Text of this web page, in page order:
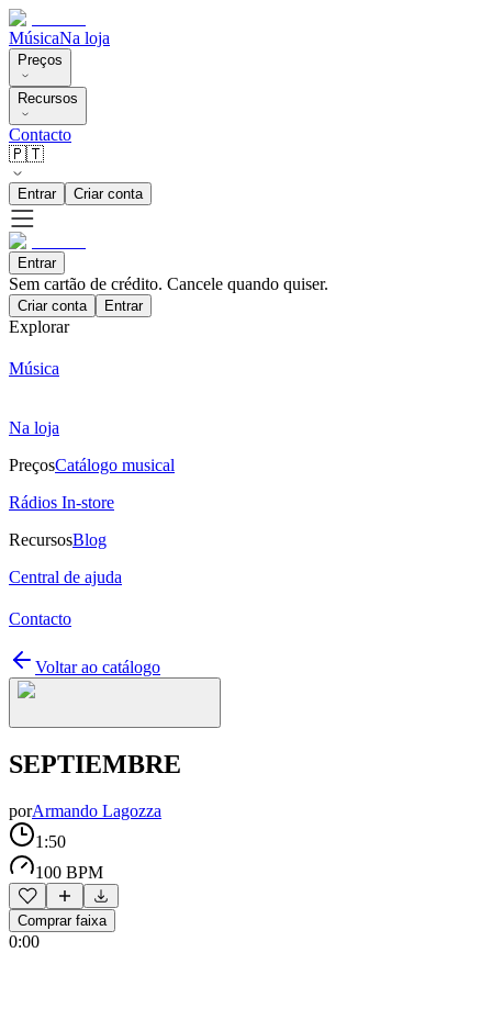
MúsicaNa loja
Preços
Recursos
Contacto
🇵🇹
Entrar Criar conta
Entrar
Sem cartão de crédito. Cancele quando quiser.
Criar conta Entrar
Explorar
Música
Na loja
PreçosCatálogo musical
Rádios In-store
RecursosBlog
Central de ajuda
Contacto
Voltar ao catálogo
SEPTIEMBRE
porArmando Lagozza
1:50
100 BPM
Comprar faixa
0:00